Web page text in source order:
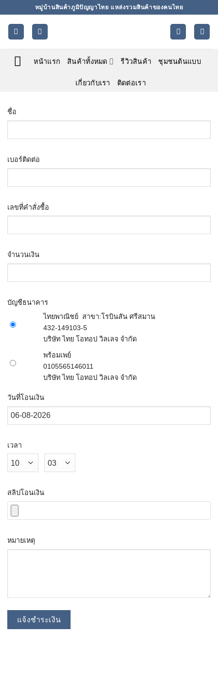
เนื้อหา
หมู่บ้านสินค้าภูมิปัญญาไทย แหล่งรวมสินค้าของคนไทย
หน้าแรก สินค้าทั้งหมด รีวิวสินค้า ชุมชนต้นแบบ
เกี่ยวกับเรา ติดต่อเรา
ชื่อ
เบอร์ติดต่อ
เลขที่คำสั่งซื้อ
จำนวนเงิน
บัญชีธนาคาร
ไทยพาณิชย์ สาขา:โรบินสัน ศรีสมาน
432-149103-5
บริษัท ไทย โอทอป วิลเลจ จำกัด
พร้อมเพย์
0105565146011
บริษัท ไทย โอทอป วิลเลจ จำกัด
วันที่โอนเงิน
เวลา
สลิปโอนเงิน
หมายเหตุ